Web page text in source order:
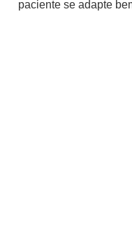
paciente se adapte